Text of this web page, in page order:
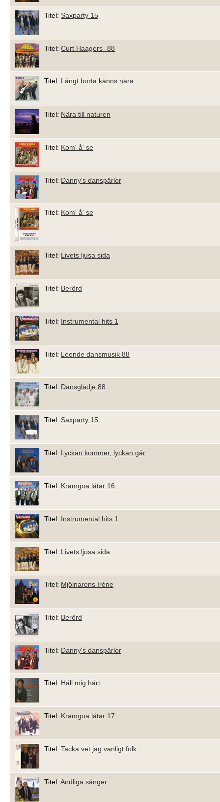
Titel: Saxparty 15
Titel: Curt Haagers -88
Titel: Långt borta känns nära
Titel: Nära till naturen
Titel: Kom' å' se
Titel: Danny's danspärlor
Titel: Kom' å' se
Titel: Livets ljusa sida
Titel: Berörd
Titel: Instrumental hits 1
Titel: Leende dansmusik 88
Titel: Dansglädje 88
Titel: Saxparty 15
Titel: Lyckan kommer, lyckan går
Titel: Kramgoa låtar 16
Titel: Instrumental hits 1
Titel: Livets ljusa sida
Titel: Mjölnarens Iréne
Titel: Berörd
Titel: Danny's danspärlor
Titel: Håll mig hårt
Titel: Kramgoa låtar 17
Titel: Tacka vet jag vanligt folk
Titel: Andliga sånger